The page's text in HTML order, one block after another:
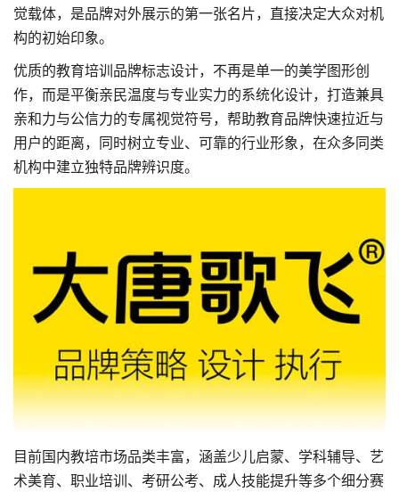
觉载体，是品牌对外展示的第一张名片，直接决定大众对机
构的初始印象。
优质的教育培训品牌标志设计，不再是单一的美学图形创
作，而是平衡亲民温度与专业实力的系统化设计，打造兼具
亲和力与公信力的专属视觉符号，帮助教育品牌快速拉近与
用户的距离，同时树立专业、可靠的行业形象，在众多同类
机构中建立独特品牌辨识度。
目前国内教培市场品类丰富，涵盖少儿启蒙、学科辅导、艺
术美育、职业培训、考研公考、成人技能提升等多个细分赛